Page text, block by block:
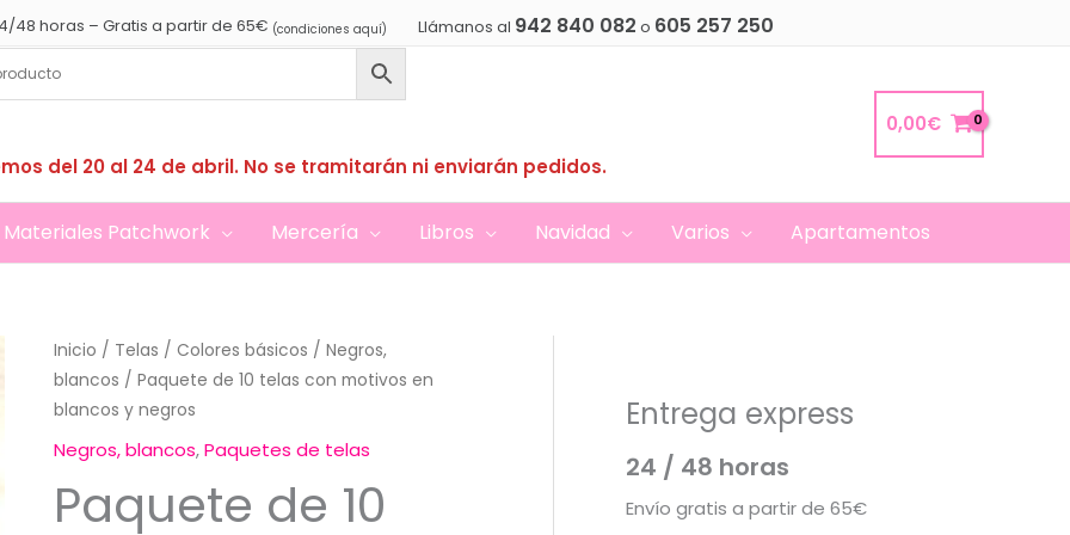
48 horas – Gratis a partir de 65€ (condiciones aquí) Llámanos al 942 840 082 o 605 257 250
del 20 al 24 de abril. No se tramitarán ni enviarán pedidos.
0,00€
Materiales Patchwork Mercería Libros Navidad Varios Apartamentos
Inicio / Telas / Colores básicos / Negros,
blancos / Paquete de 10 telas con motivos en
blancos y negros
Negros, blancos,Paquetes de telas
Paquete de 10
Entrega express
24 / 48 horas
Envío gratis a partir de 65€